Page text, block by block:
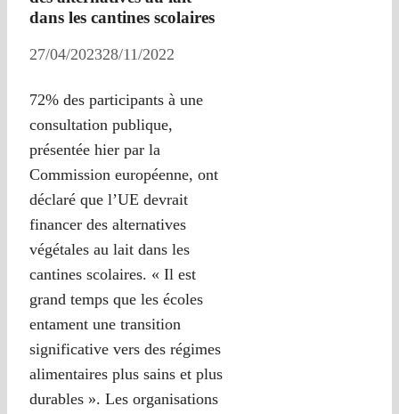
dans les cantines scolaires
27/04/202328/11/2022
72% des participants à une
consultation publique,
présentée hier par la
Commission européenne, ont
déclaré que l’UE devrait
financer des alternatives
végétales au lait dans les
cantines scolaires. « Il est
grand temps que les écoles
entament une transition
significative vers des régimes
alimentaires plus sains et plus
durables ». Les organisations